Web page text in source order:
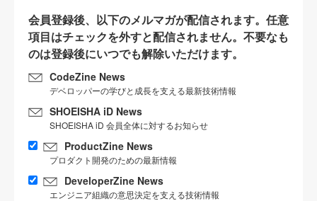
会員登録後、以下のメルマガが配信されます。任意
項目はチェックを外すと配信されません。不要なも
のは登録後にいつでも解除いただけます。
CodeZine News
デベロッパーの学びと成長を支える最新技術情報
SHOEISHA iD News
SHOEISHA iD 会員全体に対するお知らせ
ProductZine News
プロダクト開発のための最新情報
DeveloperZine News
エンジニア組織の意思決定を支える技術情報